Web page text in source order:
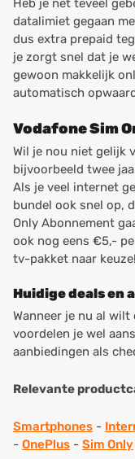
Heb je net teveel
datalimiet gegaan
dus extra prepaid
je zorgt snel dat je
gewoon makkelijk
automatisch
Vodafone Sim
Wil je nou niet gelijk
bijvoorbeeld twee
Als je veel internet
bundel ook snel op,
Only Abonnement
ook nog eens €5,-
tv-pakket naar keuze!
Huidige deals en
Wanneer je nu al
voordelen je wel
aanbiedingen als
Relevante
Smartphones -
- OnePlus - Sim Only